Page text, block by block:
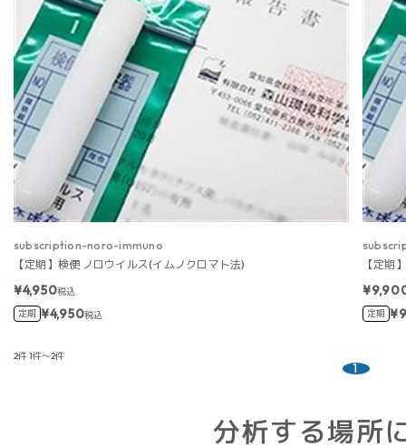
subscription-noro-immuno
【定期】検便 ノロウイルス(イムノクロマト法)
¥4,950税込
定期 ¥4,950税込
【定期
定期
2件1件～2件
1
分析する場所